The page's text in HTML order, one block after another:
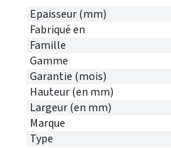
Epaisseur (mm)
Fabriqué en
Famille
Gamme
Garantie (mois)
Hauteur (en mm)
Largeur (en mm)
Marque
Type